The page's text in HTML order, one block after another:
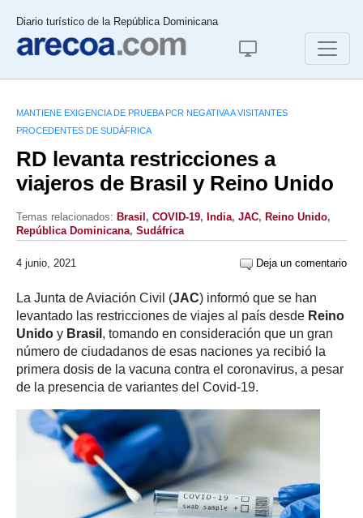
Diario turístico de la República Dominicana
MANTIENE EXIGENCIA DE PRUEBA PCR NEGATIVA A VISITANTES
PROCEDENTES DE SUDÁFRICA
RD levanta restricciones a
viajeros de Brasil y Reino Unido
Temas relacionados: Brasil , COVID-19, India, JAC, Reino Unido,
República Dominicana, Sudáfrica
4 junio, 2021 Deja un comentario
La Junta de Aviación Civil (JAC) informó que se han
levantado las restricciones de viajes al país desde Reino
Unido y Brasil , tomando en consideración que un gran
número de ciudadanos de esas naciones ya recibió la
primera dosis de la vacuna contra el coronavirus, a pesar
de la presencia de variantes del Covid-19.